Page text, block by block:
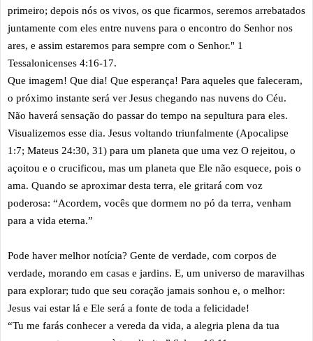
primeiro; depois nós os vivos, os que ficarmos, seremos arrebatados
juntamente com eles entre nuvens para o encontro do Senhor nos
ares, e assim estaremos para sempre com o Senhor." 1
Tessalonicenses 4:16-17.
Que imagem! Que dia! Que esperança! Para aqueles que faleceram,
o próximo instante será ver Jesus chegando nas nuvens do Céu.
Não haverá sensação do passar do tempo na sepultura para eles.
Visualizemos esse dia. Jesus voltando triunfalmente (Apocalipse
1:7; Mateus 24:30, 31) para um planeta que uma vez O rejeitou, o
açoitou e o crucificou, mas um planeta que Ele não esquece, pois o
ama. Quando se aproximar desta terra, ele gritará com voz
poderosa: “Acordem, vocês que dormem no pó da terra, venham
para a vida eterna.”
Pode haver melhor notícia? Gente de verdade, com corpos de
verdade, morando em casas e jardins. E, um universo de maravilhas
para explorar; tudo que seu coração jamais sonhou e, o melhor:
Jesus vai estar lá e Ele será a fonte de toda a felicidade!
“Tu me farás conhecer a vereda da vida, a alegria plena da tua